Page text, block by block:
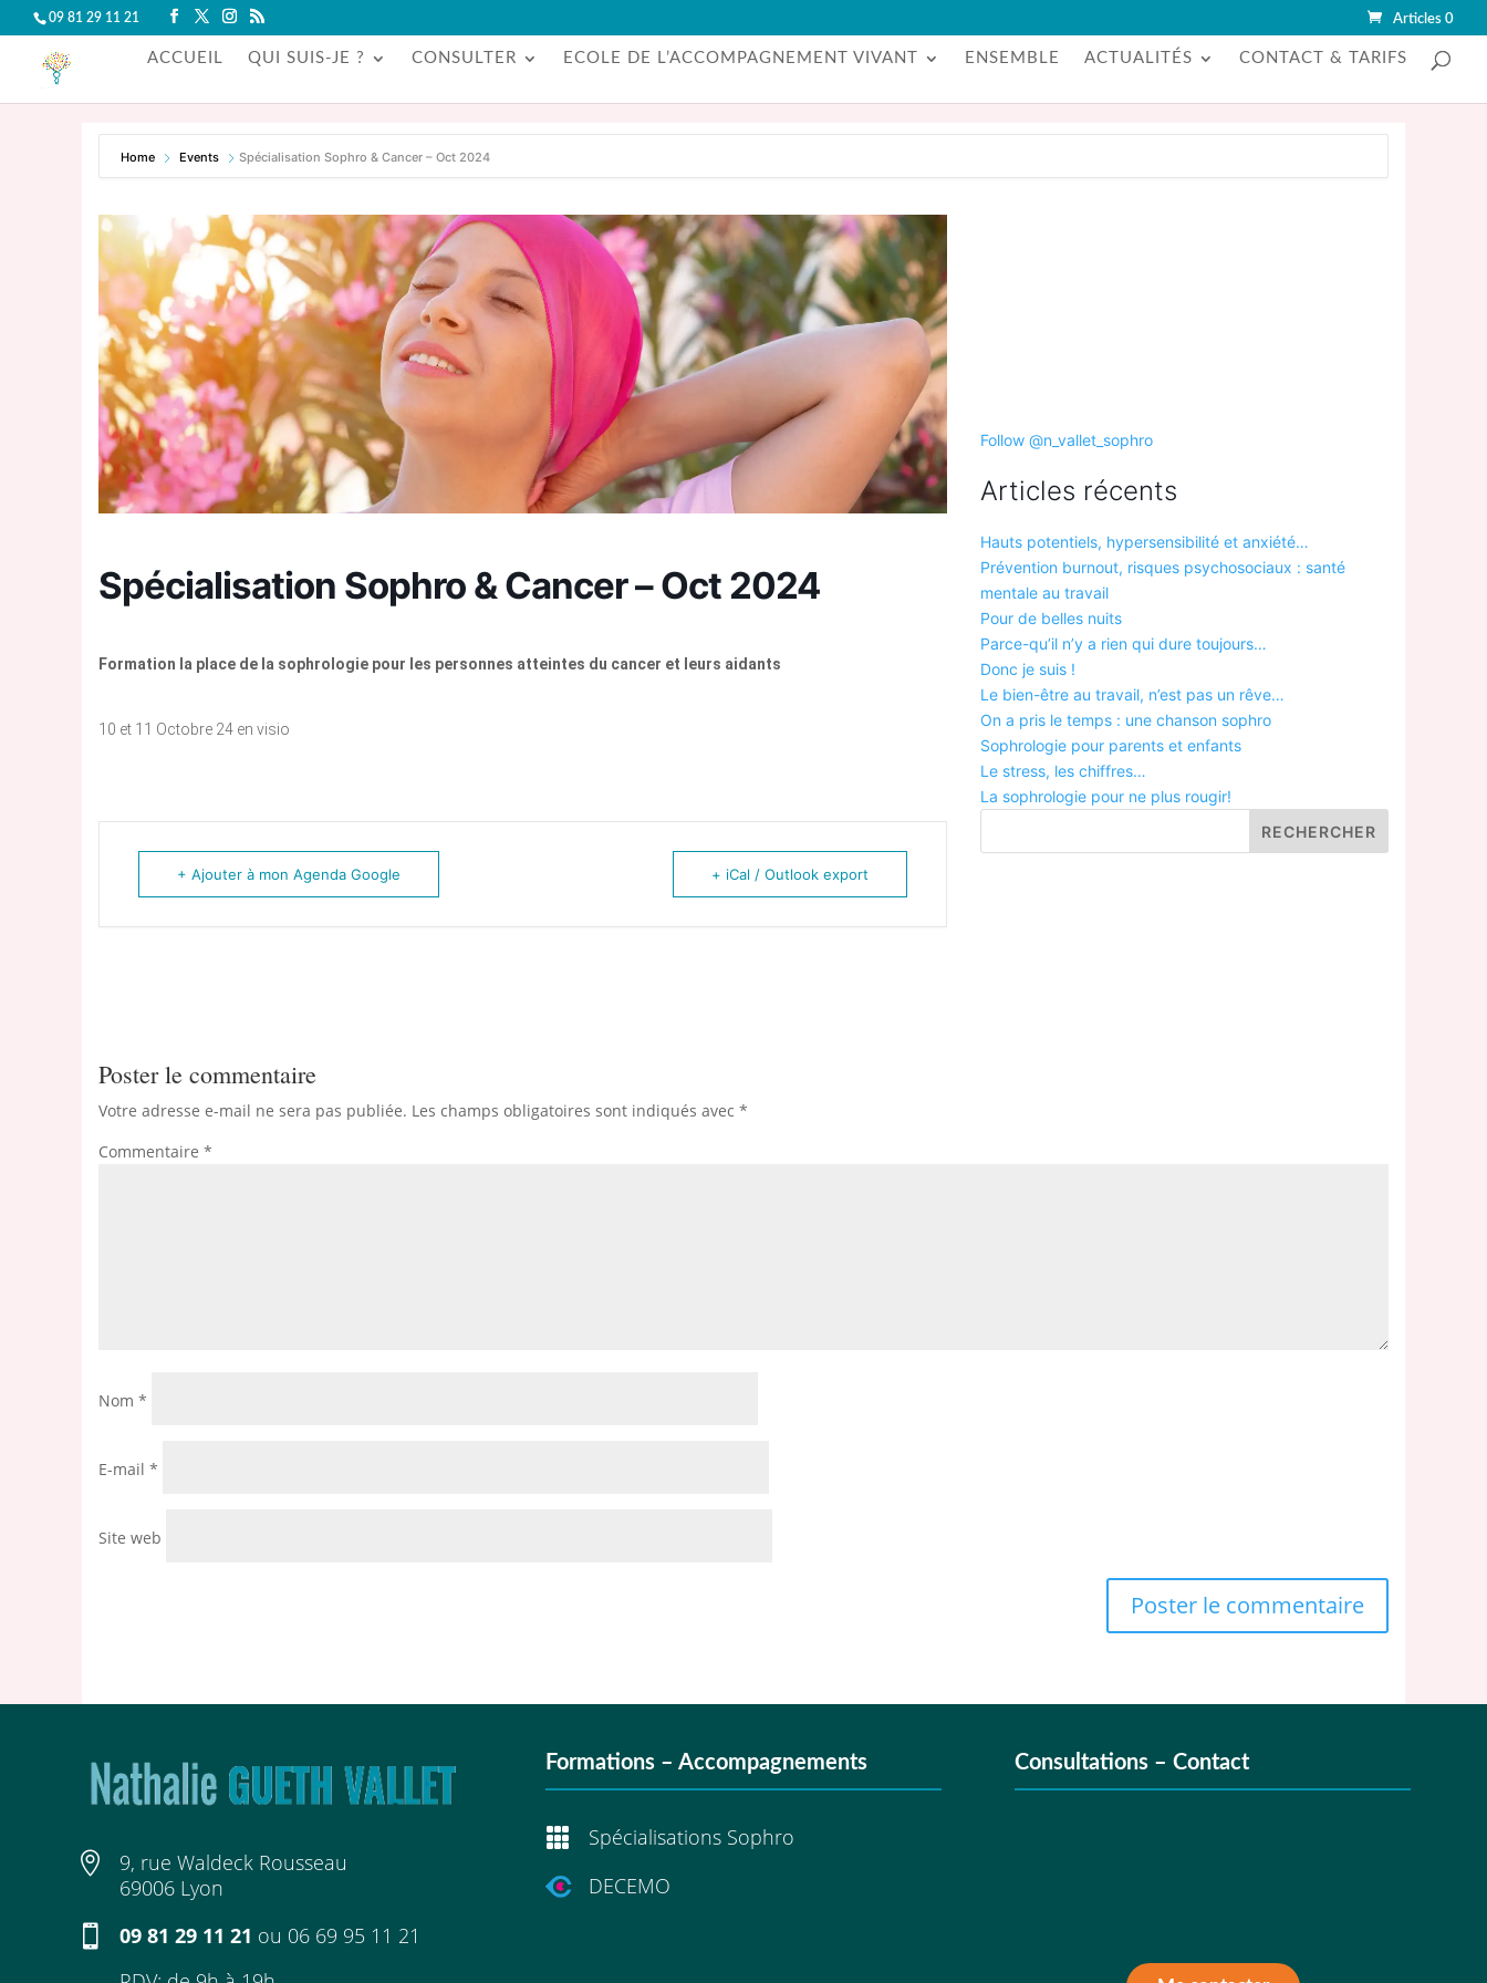
09 81 29 11 21 Articles 0
ACCUEIL QUI SUIS-JE ? CONSULTER ECOLE DE L’ACCOMPAGNEMENT VIVANT ENSEMBLE ACTUALITÉS CONTACT & TARIFS
Home Events Spécialisation Sophro & Cancer – Oct 2024
Spécialisation Sophro & Cancer – Oct 2024
Formation la place de la sophrologie pour les personnes atteintes du cancer et leurs aidants
10 et 11 Octobre 24 en visio
+ Ajouter à mon Agenda Google + iCal / Outlook export
Follow @n_vallet_sophro
Articles récents
Hauts potentiels, hypersensibilité et anxiété…
Prévention burnout, risques psychosociaux : santé
mentale au travail
Pour de belles nuits
Parce-qu’il n’y a rien qui dure toujours…
Donc je suis !
Le bien-être au travail, n’est pas un rêve…
On a pris le temps : une chanson sophro
Sophrologie pour parents et enfants
Le stress, les chiffres…
La sophrologie pour ne plus rougir!
Poster le commentaire
Votre adresse e-mail ne sera pas publiée. Les champs obligatoires sont indiqués avec *
Commentaire *
Nom *
E-mail *
Site web

9, rue Waldeck Rousseau
69006 Lyon
 09 81 29 11 21 ou 06 69 95 11 21
Formations – Accompagnements

Spécialisations Sophro
DECEMO
Consultations – Contact